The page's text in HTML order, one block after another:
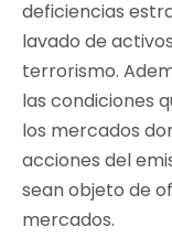
deficiencias
lavado de
terrorismo.
las condiciones
los mercados
acciones del
sean objeto de
mercados.